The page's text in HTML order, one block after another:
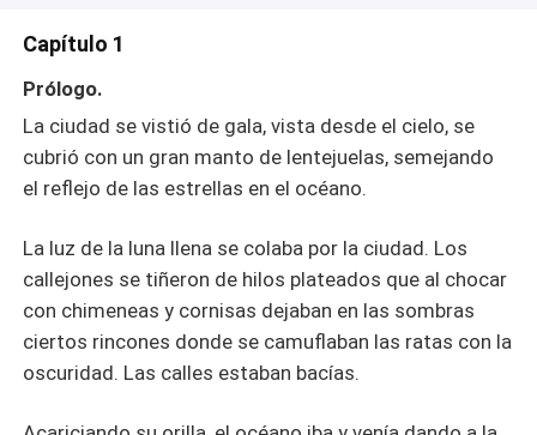
Capítulo 1
Prólogo.
La ciudad se vistió de gala, vista desde el cielo, se
cubrió con un gran manto de lentejuelas, semejando
el reflejo de las estrellas en el océano.
La luz de la luna llena se colaba por la ciudad. Los
callejones se tiñeron de hilos plateados que al chocar
con chimeneas y cornisas dejaban en las sombras
ciertos rincones donde se camuflaban las ratas con la
oscuridad. Las calles estaban bacías.